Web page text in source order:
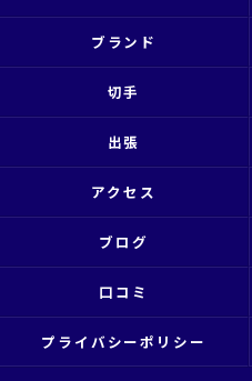
ブランド
切手
出張
アクセス
ブログ
口コミ
プライバシーポリシー